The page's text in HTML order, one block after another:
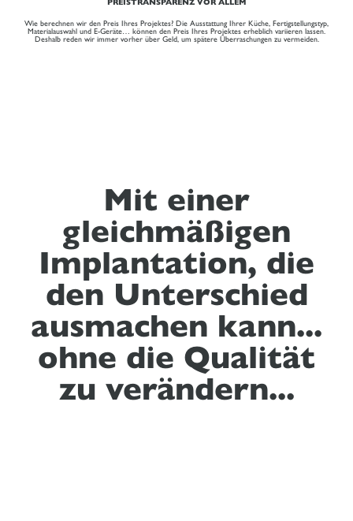
PREISTRANSPARENZ VOR ALLEM
Wie berechnen wir den Preis Ihres Projektes? Die Ausstattung Ihrer Küche, Fertigstellungstyp,
Materialauswahl und E-Geräte… können den Preis Ihres Projektes erheblich variieren lassen.
Deshalb reden wir immer vorher über Geld, um spätere Überraschungen zu vermeiden.
Mit einer
gleichmäßigen
Implantation, die
den Unterschied
ausmachen kann...
ohne die Qualität
zu verändern...